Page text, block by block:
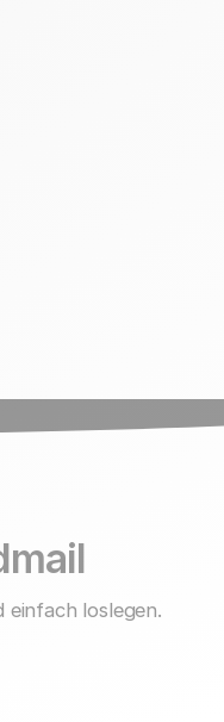
loslegen.